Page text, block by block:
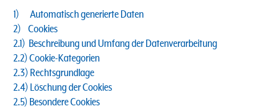
1) Automatisch generierte Daten
2) Cookies
2.1) Beschreibung und Umfang der Datenverarbeitung
2.2) Cookie-Kategorien
2.3) Rechtsgrundlage
2.4) Löschung der Cookies
2.5) Besondere Cookies